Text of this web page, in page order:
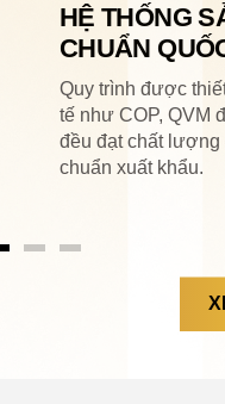
HỆ THỐNG
CHUẨN
Quy trình được
tế như COP, QVM
đều đạt chất lượng
chuẩn xuất khẩu.